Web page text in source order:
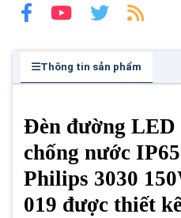
Thông tin sản phẩm
Đèn đường LED
chống nước
Philips 3030
019 được thiết